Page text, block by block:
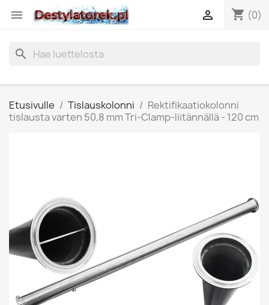
 shopping_cart (0)

search
Etusivulle Tislauskolonni
Rektifikaatiokolonni
tislausta varten 50,8 mm Tri-Clamp-liitännällä - 120 cm